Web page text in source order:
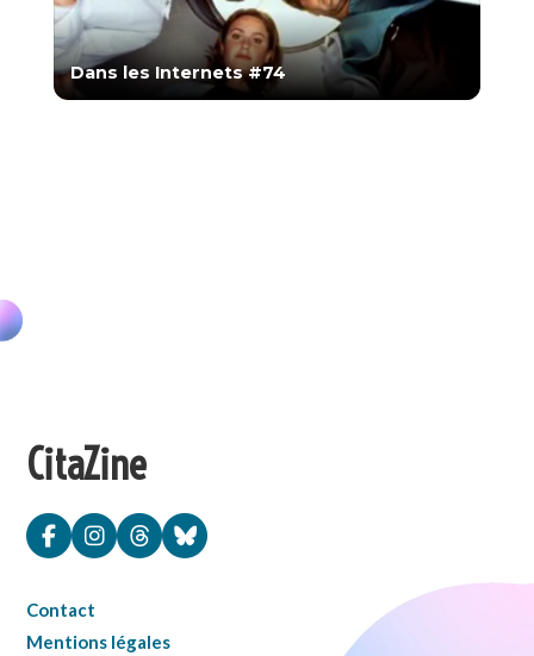
Dans les Internets #74
CitaZine
Contact
Mentions légales